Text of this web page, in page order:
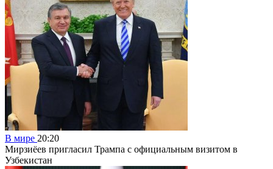
В мире 20:20
Мирзиёев пригласил Трампа с официальным визитом в
Узбекистан